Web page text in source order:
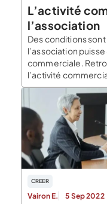
L’activité
l’association
Des conditions
l’association
commerciale.
l’activité
qu’une association
Certaines
commerciales,
exceptionnelles.
la loi 1901 ou
CREER
Vairon E. 5 Sep 2022